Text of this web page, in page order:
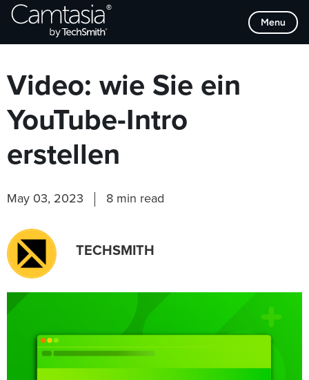
Direkt
zum
Menu
Browse Categories
Video: wie Sie ein
YouTube-Intro
erstellen
May 03, 2023 8 min read
TECHSMITH